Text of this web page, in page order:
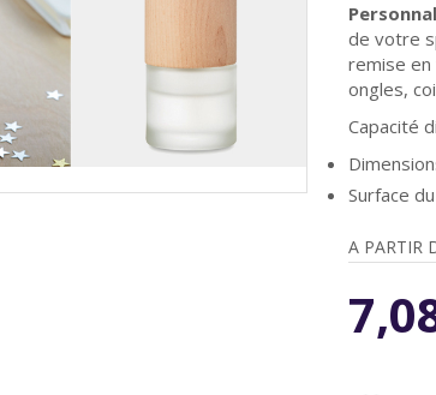
de votre
remise
ongles,
Capacité
Surface
A PARTIR